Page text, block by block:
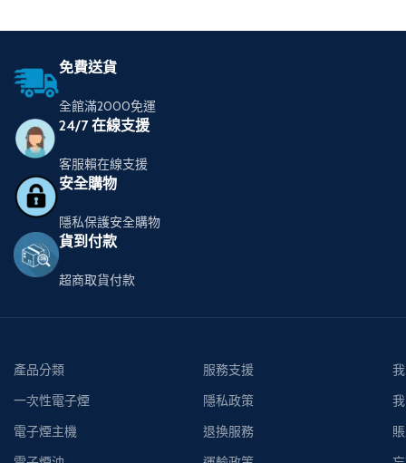
免費送貨
全館滿2000免運
24/7 在線支援
客服賴在線支援
安全購物
隱私保護安全購物
貨到付款
超商取貨付款
產品分類
一次性電子煙
電子煙主機
服務支援
隱私政策
退換服務